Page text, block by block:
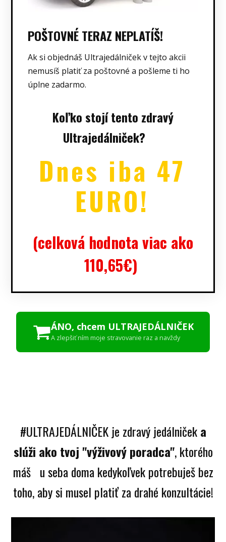
POŠTOVNÉ TERAZ NEPLATÍŠ!
Ak si objednáš Ultrajedálniček v tejto akcii
nemusíš platiť za poštovné a pošleme ti ho
úplne zadarmo.
Koľko stojí tento zdravý
UItrajedálniček?
Dnes iba 47
EURO!
(celková hodnota viac ako
110,65€)
ÁNO, chcem ULTRAJEDÁLNIČEK
A zlepšiť ním moje stravovanie raz a navždy
#ULTRAJEDÁLNIČEK je zdravý jedálničeka
slúži ako tvoj "výživový poradca", ktorého
máš u seba doma kedykoľvek potrebuješ bez
toho, aby si musel platiť za drahé konzultácie!